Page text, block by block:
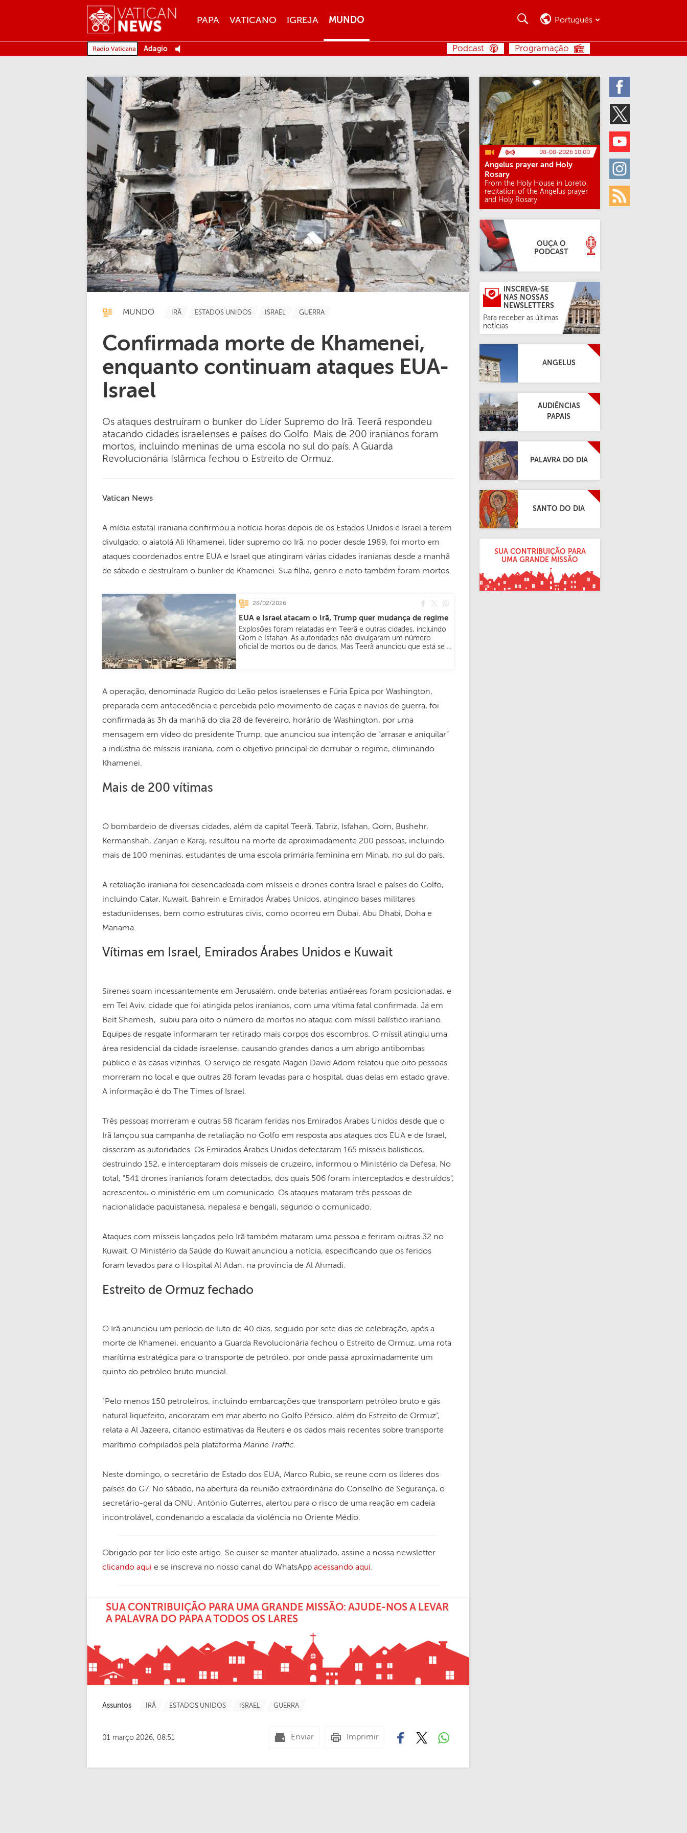
MENU
PAPA VATICANO IGREJA MUNDO
Twitter
Youtube
Instagram
Rss
BUSCA Português
Adagio Programação
Podcast
MUNDO IRÃ ESTADOS UNIDOS ISRAEL GUERRA
Confirmada morte de Khamenei,
enquanto continuam ataques EUA-
Israel
Os ataques destruíram o bunker do Líder Supremo do Irã. Teerã respondeu
atacando cidades israelenses e países do Golfo. Mais de 200 iranianos foram
mortos, incluindo meninas de uma escola no sul do país. A Guarda
Revolucionária Islâmica fechou o Estreito de Ormuz.
Vatican News
A mídia estatal iraniana confirmou a notícia horas depois de os Estados Unidos e Israel a terem
divulgado: o aiatolá Ali Khamenei, líder supremo do Irã, no poder desde 1989, foi morto em
ataques coordenados entre EUA e Israel que atingiram várias cidades iranianas desde a manhã
de sábado e destruíram o bunker de Khamenei. Sua filha, genro e neto também foram mortos.
28/02/2026
EUA e Israel atacam o Irã, Trump quer mudança de regime
Explosões foram relatadas em Teerã e outras cidades, incluindo
Qom e Isfahan. As autoridades não divulgaram um número
oficial de mortos ou de danos. Mas Teerã anunciou que está se ...
A operação, denominada Rugido do Leão pelos israelenses e Fúria Épica por Washington,
preparada com antecedência e percebida pelo movimento de caças e navios de guerra, foi
confirmada às 3h da manhã do dia 28 de fevereiro, horário de Washington, por uma
mensagem em vídeo do presidente Trump, que anunciou sua intenção de "arrasar e aniquilar"
a indústria de mísseis iraniana, com o objetivo principal de derrubar o regime, eliminando
Khamenei.
Mais de 200 vítimas
O bombardeio de diversas cidades, além da capital Teerã, Tabriz, Isfahan, Qom, Bushehr,
Kermanshah, Zanjan e Karaj, resultou na morte de aproximadamente 200 pessoas, incluindo
mais de 100 meninas, estudantes de uma escola primária feminina em Minab, no sul do país.
A retaliação iraniana foi desencadeada com mísseis e drones contra Israel e países do Golfo,
incluindo Catar, Kuwait, Bahrein e Emirados Árabes Unidos, atingindo bases militares
estadunidenses, bem como estruturas civis, como ocorreu em Dubai, Abu Dhabi, Doha e
Manama.
Vítimas em Israel, Emirados Árabes Unidos e Kuwait
Sirenes soam incessantemente em Jerusalém, onde baterias antiaéreas foram posicionadas, e
em Tel Aviv, cidade que foi atingida pelos iranianos, com uma vítima fatal confirmada. Já em
Beit Shemesh, subiu para oito o número de mortos no ataque com míssil balístico iraniano.
Equipes de resgate informaram ter retirado mais corpos dos escombros. O míssil atingiu uma
área residencial da cidade israelense, causando grandes danos a um abrigo antibombas
público e às casas vizinhas. O serviço de resgate Magen David Adom relatou que oito pessoas
morreram no local e que outras 28 foram levadas para o hospital, duas delas em estado grave.
A informação é do The Times of Israel.
Três pessoas morreram e outras 58 ficaram feridas nos Emirados Árabes Unidos desde que o
Irã lançou sua campanha de retaliação no Golfo em resposta aos ataques dos EUA e de Israel,
disseram as autoridades. Os Emirados Árabes Unidos detectaram 165 mísseis balísticos,
destruindo 152, e interceptaram dois mísseis de cruzeiro, informou o Ministério da Defesa. No
total, "541 drones iranianos foram detectados, dos quais 506 foram interceptados e destruídos",
acrescentou o ministério em um comunicado. Os ataques mataram três pessoas de
nacionalidade paquistanesa, nepalesa e bengali, segundo o comunicado.
Ataques com mísseis lançados pelo Irã também mataram uma pessoa e feriram outras 32 no
Kuwait. O Ministério da Saúde do Kuwait anunciou a notícia, especificando que os feridos
foram levados para o Hospital Al Adan, na província de Al Ahmadi.
Estreito de Ormuz fechado
O Irã anunciou um período de luto de 40 dias, seguido por sete dias de celebração, após a
morte de Khamenei, enquanto a Guarda Revolucionária fechou o Estreito de Ormuz, uma rota
marítima estratégica para o transporte de petróleo, por onde passa aproximadamente um
quinto do petróleo bruto mundial.
"Pelo menos 150 petroleiros, incluindo embarcações que transportam petróleo bruto e gás
natural liquefeito, ancoraram em mar aberto no Golfo Pérsico, além do Estreito de Ormuz",
relata a Al Jazeera, citando estimativas da Reuters e os dados mais recentes sobre transporte
marítimo compilados pela plataforma Marine Traffic.
Neste domingo, o secretário de Estado dos EUA, Marco Rubio, se reune com os líderes dos
países do G7. No sábado, na abertura da reunião extraordinária do Conselho de Segurança, o
secretário-geral da ONU, António Guterres, alertou para o risco de uma reação em cadeia
incontrolável, condenando a escalada da violência no Oriente Médio.
Obrigado por ter lido este artigo. Se quiser se manter atualizado, assine a nossa newsletter
clicando aqui e se inscreva no nosso canal do WhatsApp acessando aqui.
SUA CONTRIBUIÇÃO PARA UMA GRANDE MISSÃO: AJUDE-NOS A LEVAR
A PALAVRA DO PAPA A TODOS OS LARES
Assuntos IRÃ ESTADOS UNIDOS ISRAEL GUERRA
01 março 2026, 08:51 Enviar Imprimir
08-08-2026 10:00
Angelus prayer and Holy
Rosary
From the Holy House in Loreto,
recitation of the Angelus prayer
and Holy Rosary
OUÇA O
PODCAST
INSCREVA-SE
NAS NOSSAS
NEWSLETTERS
Para receber as últimas
notícias
ANGELUS
AUDIÊNCIAS
PAPAIS
PALAVRA DO DIA
SANTO DO DIA
SUA CONTRIBUIÇÃO PARA
UMA GRANDE MISSÃO